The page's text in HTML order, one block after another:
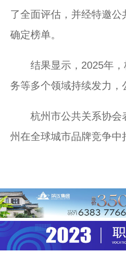
了全面评估，并经特邀
确定榜单。
结果显示，2025年，
务等多个领域持续发力
杭州市公共关系协会表
州在全球城市品牌竞争中